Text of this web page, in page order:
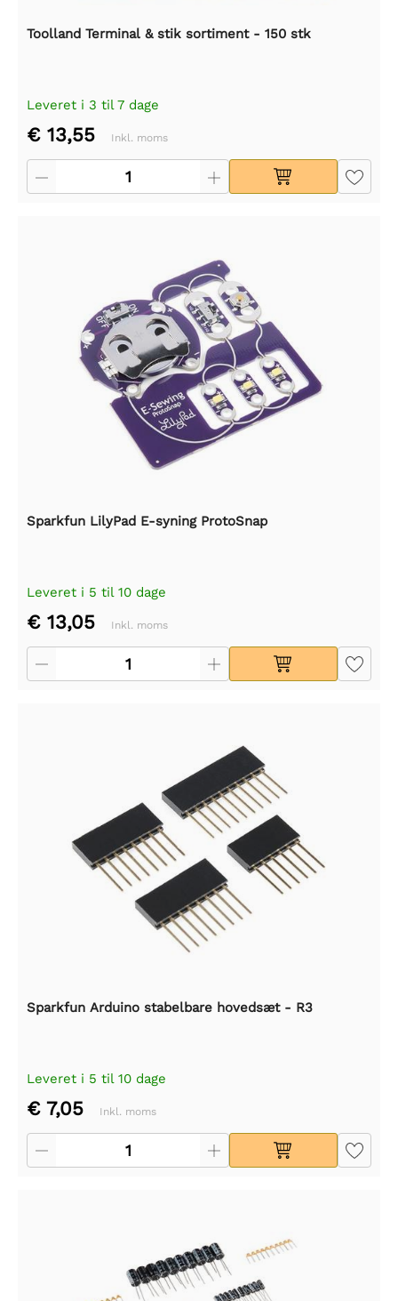
Toolland Terminal & stik sortiment - 150 stk
Leveret i 3 til 7 dage
€ 13,55 Inkl. moms
Sparkfun LilyPad E-syning ProtoSnap
Leveret i 5 til 10 dage
€ 13,05 Inkl. moms
Sparkfun Arduino stabelbare hovedsæt - R3
Leveret i 5 til 10 dage
€ 7,05 Inkl. moms